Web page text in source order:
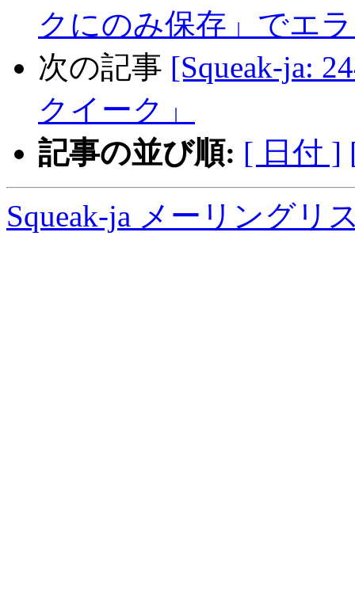
クにのみ保存」でエ
次の記事 [Squeak-ja:
クイーク」
記事の並び順: [ 日付 ]
Squeak-ja メーリングリ